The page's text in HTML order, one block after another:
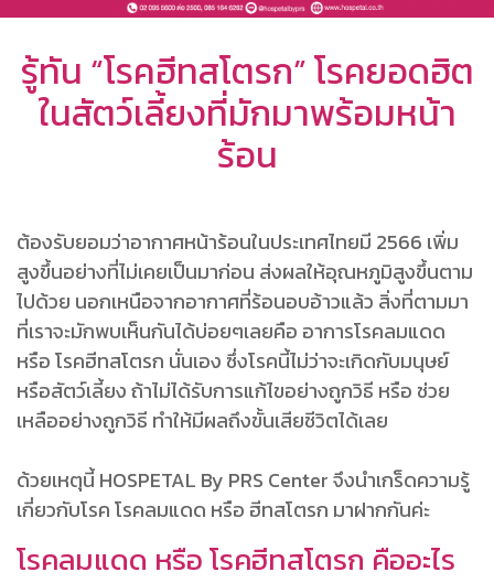
รู้ทัน “โรคฮีทสโตรก” โรคยอดฮิต
ในสัตว์เลี้ยงที่มักมาพร้อมหน้า
ร้อน
ต้องรับยอมว่าอากาศหน้าร้อนในประเทศไทยมี 2566 เพิ่ม
สูงขึ้นอย่างที่ไม่เคยเป็นมาก่อน ส่งผลให้อุณหภูมิสูงขึ้นตาม
ไปด้วย นอกเหนือจากอากาศที่ร้อนอบอ้าวแล้ว สิ่งที่ตามมา
ที่เราจะมักพบเห็นกันได้บ่อยๆเลยคือ อาการโรคลมแดด
หรือ โรคฮีทสโตรก นั่นเอง ซึ่งโรคนี้ไม่ว่าจะเกิดกับมนุษย์
หรือสัตว์เลี้ยง ถ้าไม่ได้รับการแก้ไขอย่างถูกวิธี หรือ ช่วย
เหลืออย่างถูกวิธี ทำให้มีผลถึงขั้นเสียชีวิตได้เลย
ด้วยเหตุนี้ HOSPETAL By PRS Center จึงนำเกร็ดความรู้
เกี่ยวกับโรค โรคลมแดด หรือ ฮีทสโตรก มาฝากกันค่ะ
โรคลมแดด หรือ โรคฮีทสโตรก คืออะไร